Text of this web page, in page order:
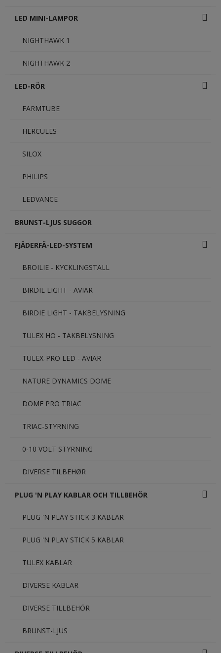
LED MINI-LAMPOR
NIGHTHAWK 1
NIGHTHAWK 2
LED-RÖR
FARMTUBE
HERCULES
SILOX
PHILIPS
LEDVANCE
BRUNST-LJUS SUGGOR
FJÄDERFÄ-LED-SYSTEM
BROILIE - KYCKLINGSTALL
BIRDIE LIGHT - AVIAR
BIRDIE LIGHT - TAKBELYSNING
TULEX HO - TAKBELYSNING
TULEX-PRO LED - AVIAR
NATURE DYNAMICS DOME
DOME PRO TRIAC
TRIAC-STYRNING
0-10 VOLT STYRNING
DIVERSE TILBEHØR
PLUG 'N PLAY KABLAR OCH TILLBEHÖR
PLUG 'N PLAY STICK 3 KABLAR
PLUG 'N PLAY STICK 5 KABLAR
TULEX KABLAR
DIVERSE KABLAR
DIVERSE TILLBEHÖR
BRUNST-LJUS